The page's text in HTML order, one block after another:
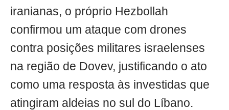
iranianas, o próprio Hezbollah
confirmou um ataque com drones
contra posições militares israelenses
na região de Dovev, justificando o ato
como uma resposta às investidas que
atingiram aldeias no sul do Líbano.